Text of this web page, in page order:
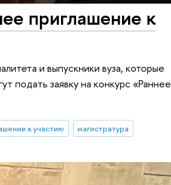
приглашение к
и выпускники вуза, которые
подать заявку на конкурс «Раннее
к участию магистратура